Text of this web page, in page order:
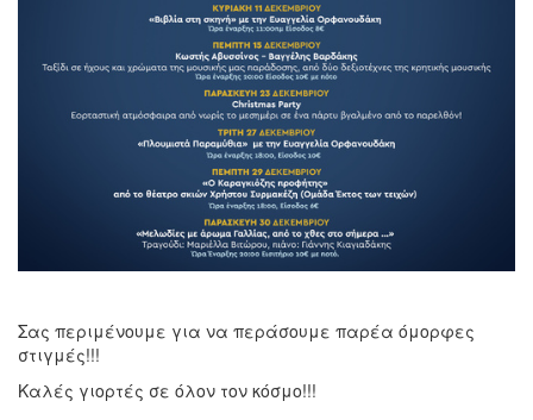
Σας περιμένουμε για να περάσουμε παρέα όμορφες
στιγμές!!!
Καλές γιορτές σε όλον τον κόσμο!!!